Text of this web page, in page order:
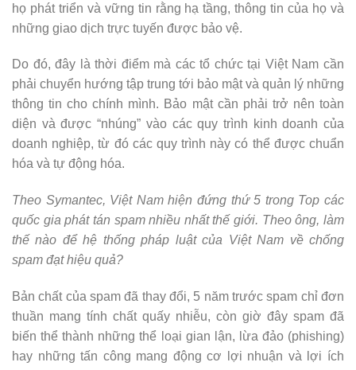
họ phát triển và vững tin rằng hạ tầng, thông tin của họ và
những giao dịch trực tuyến được bảo vệ.
Do đó, đây là thời điểm mà các tổ chức tại Việt Nam cần
phải chuyển hướng tập trung tới bảo mật và quản lý những
thông tin cho chính mình. Bảo mật cần phải trở nên toàn
diện và được “nhúng” vào các quy trình kinh doanh của
doanh nghiệp, từ đó các quy trình này có thể được chuẩn
hóa và tự động hóa.
Theo Symantec, Việt Nam hiện đứng thứ 5 trong Top các
quốc gia phát tán spam nhiều nhất thế giới. Theo ông, làm
thế nào để hệ thống pháp luật của Việt Nam về chống
spam đạt hiệu quả?
Bản chất của spam đã thay đổi, 5 năm trước spam chỉ đơn
thuần mang tính chất quấy nhiễu, còn giờ đây spam đã
biến thể thành những thể loại gian lận, lừa đảo (phishing)
hay những tấn công mang động cơ lợi nhuận và lợi ích